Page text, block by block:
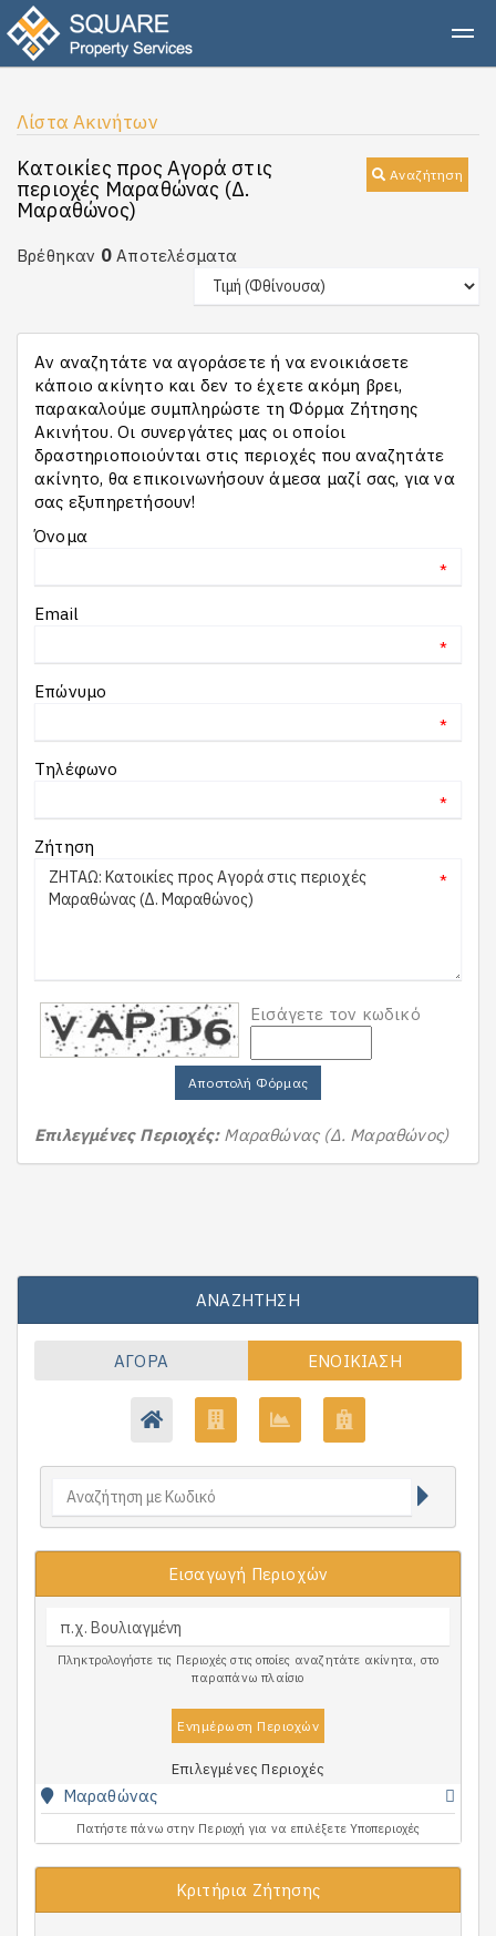
Λίστα Ακινήτων
Αναζήτηση
Κατοικίες προς Αγορά στις
περιοχές Μαραθώνας (Δ.
Μαραθώνος)
Βρέθηκαν 0 Αποτελέσματα
Αν αναζητάτε να αγοράσετε ή να ενοικιάσετε
κάποιο ακίνητο και δεν το έχετε ακόμη βρει,
παρακαλούμε συμπληρώστε τη Φόρμα Ζήτησης
Ακινήτου. Οι συνεργάτες μας οι οποίοι
δραστηριοποιούνται στις περιοχές που αναζητάτε
ακίνητο, θα επικοινωνήσουν άμεσα μαζί σας, για να
σας εξυπηρετήσουν!
Όνομα
*
Email
*
Επώνυμο
*
Τηλέφωνο
*
Ζήτηση
*
Εισάγετε τον κωδικό
Αποστολή Φόρμας
Επιλεγμένες Περιοχές: Μαραθώνας (Δ. Μαραθώνος)
ΑΝΑΖΉΤΗΣΗ
ΑΓΟΡΆ ΕΝΟΙΚΊΑΣΗ
Εισαγωγή Περιοχών
Πληκτρολογήστε τις Περιοχές στις οποίες αναζητάτε ακίνητα, στο
παραπάνω πλαίσιο
Ενημέρωση Περιοχών
Επιλεγμένες Περιοχές
Μαραθώνας
Πατήστε πάνω στην Περιοχή για να επιλέξετε Υποπεριοχές
Κριτήρια Ζήτησης